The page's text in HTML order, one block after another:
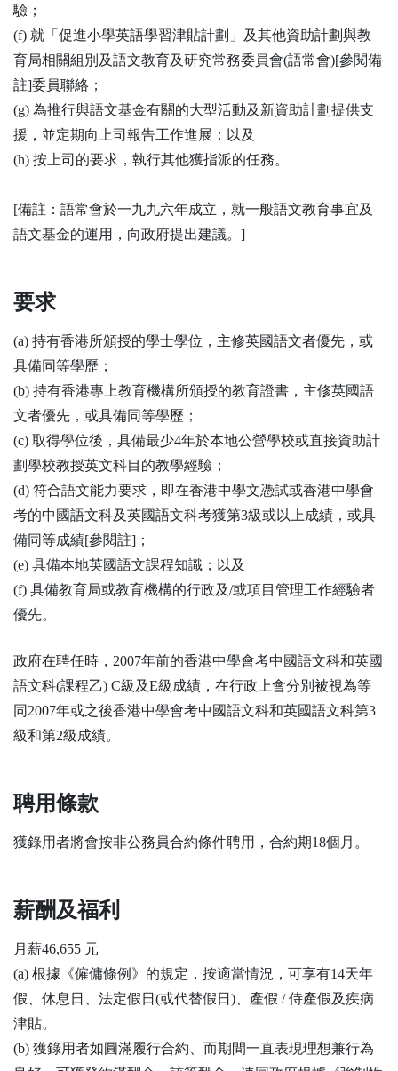
驗；
(f) 就「促進小學英語學習津貼計劃」及其他資助計劃與教
育局相關組別及語文教育及研究常務委員會(語常會)[參閱備
註]委員聯絡；
(g) 為推行與語文基金有關的大型活動及新資助計劃提供支
援，並定期向上司報告工作進展；以及
(h) 按上司的要求，執行其他獲指派的任務。
[備註：語常會於一九九六年成立，就一般語文教育事宜及
語文基金的運用，向政府提出建議。]
要求
(a) 持有香港所頒授的學士學位，主修英國語文者優先，或
具備同等學歷；
(b) 持有香港專上教育機構所頒授的教育證書，主修英國語
文者優先，或具備同等學歷；
(c) 取得學位後，具備最少4年於本地公營學校或直接資助計
劃學校教授英文科目的教學經驗；
(d) 符合語文能力要求，即在香港中學文憑試或香港中學會
考的中國語文科及英國語文科考獲第3級或以上成績，或具
備同等成績[參閱註]；
(e) 具備本地英國語文課程知識；以及
(f) 具備教育局或教育機構的行政及/或項目管理工作經驗者
優先。
政府在聘任時，2007年前的香港中學會考中國語文科和英國
語文科(課程乙) C級及E級成績，在行政上會分別被視為等
同2007年或之後香港中學會考中國語文科和英國語文科第3
級和第2級成績。
聘用條款
獲錄用者將會按非公務員合約條件聘用，合約期18個月。
薪酬及福利
月薪46,655 元
(a) 根據《僱傭條例》的規定，按適當情況，可享有14天年
假、休息日、法定假日(或代替假日)、產假 / 侍產假及疾病
津貼。
(b) 獲錄用者如圓滿履行合約、而期間一直表現理想兼行為